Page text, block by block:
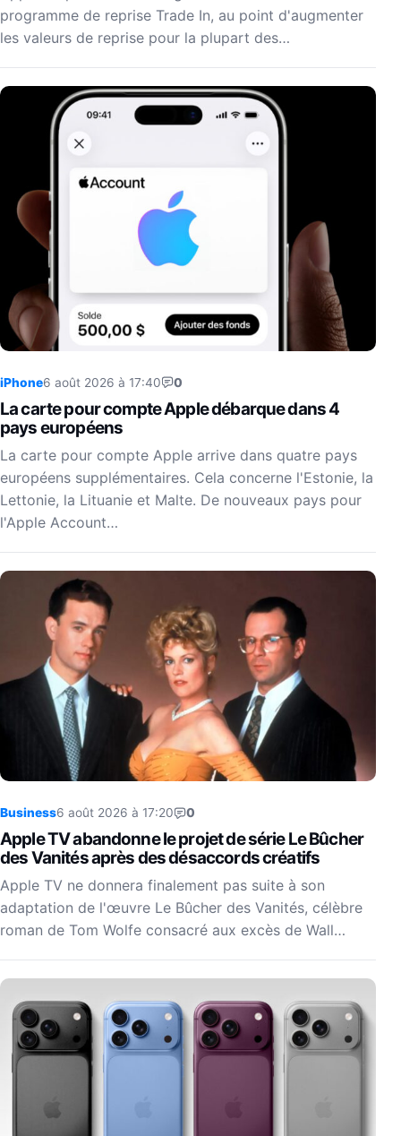
programme de reprise Trade In, au point d'augmenter
les valeurs de reprise pour la plupart des…
iPhone6 août 2026 à 17:40 0
La carte pour compte Apple débarque dans 4
pays européens
La carte pour compte Apple arrive dans quatre pays
européens supplémentaires. Cela concerne l'Estonie, la
Lettonie, la Lituanie et Malte. De nouveaux pays pour
l'Apple Account…
Business6 août 2026 à 17:20 0
Apple TV abandonne le projet de série Le Bûcher
des Vanités après des désaccords créatifs
Apple TV ne donnera finalement pas suite à son
adaptation de l'œuvre Le Bûcher des Vanités, célèbre
roman de Tom Wolfe consacré aux excès de Wall…